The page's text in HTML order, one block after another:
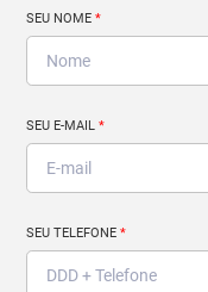
SEU NOME*
SEU E-MAIL*
SEU TELEFONE*